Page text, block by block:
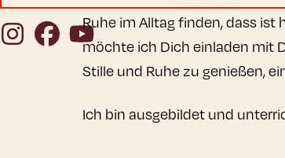
InstagramFacebookYouTube
Ruhe im Alltag finden, dass
möchte ich Dich einladen mit
Stille und Ruhe zu genießen,
Ich bin ausgebildet und